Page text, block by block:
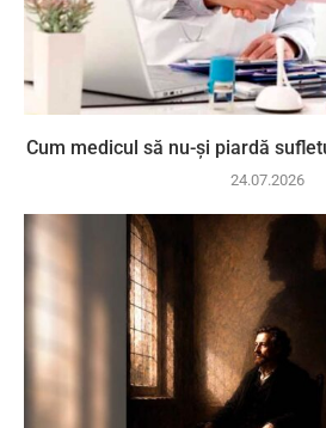
Cum medicul să nu-și piardă
24.07.2026